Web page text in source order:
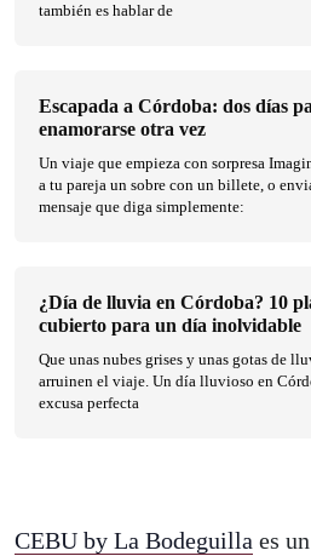
CEBU by La Bodeguilla es
también es hablar de
Escapada a Córdoba: dos días
enamorarse otra vez
Un viaje que empieza con sorpresa
a tu pareja un sobre con un billete, o
mensaje que diga simplemente:
¿Día de lluvia en Córdoba? 10
cubierto para un día inolvidable
Que unas nubes grises y unas gotas de
arruinen el viaje. Un día lluvioso en
excusa perfecta